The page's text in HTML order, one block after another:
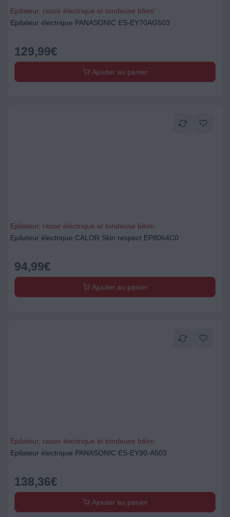
Epilateur, rasoir électrique et tondeuse bikini
Epilateur électrique PANASONIC ES-EY70AG503
129,99€
Ajouter au panier
Epilateur, rasoir électrique et tondeuse bikini
Epilateur électrique CALOR Skin respect EP8064C0
94,99€
Ajouter au panier
Epilateur, rasoir électrique et tondeuse bikini
Epilateur électrique PANASONIC ES-EY90-A503
138,36€
Ajouter au panier